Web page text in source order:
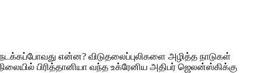
என்ன? விடுதலைப்புலிகளை அழித்த நாடுகள்
பிரித்தானியா வந்த உக்ரேனிய அதிபர் ஜெலன்ஸ்கிக்கு